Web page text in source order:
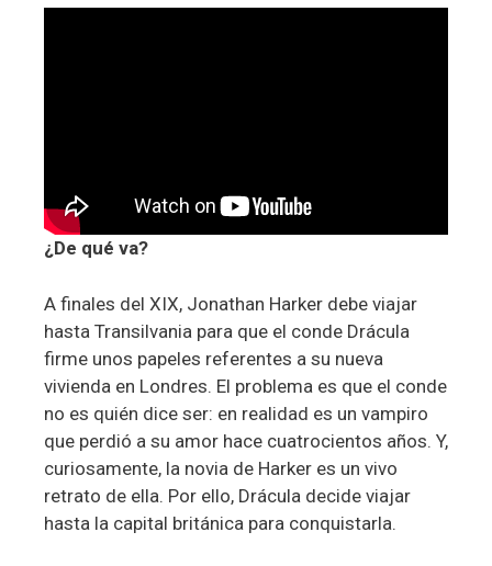
¿De qué va?
A finales del XIX, Jonathan Harker debe viajar
hasta Transilvania para que el conde Drácula
firme unos papeles referentes a su nueva
vivienda en Londres. El problema es que el conde
no es quién dice ser: en realidad es un vampiro
que perdió a su amor hace cuatrocientos años. Y,
curiosamente, la novia de Harker es un vivo
retrato de ella. Por ello, Drácula decide viajar
hasta la capital británica para conquistarla.